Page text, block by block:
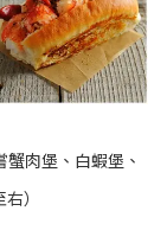
肉堡、白蝦堡、
）